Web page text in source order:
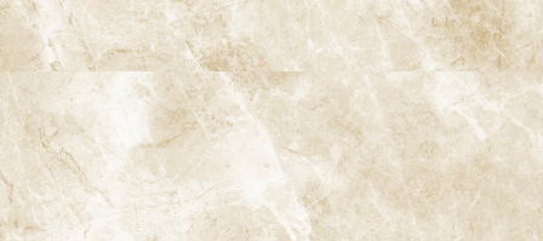
3-1. 欧米における予防意識
欧米諸国では、歯科医療の中心は予防にあります。例えば、スウ
ェーデンでは歯科医療は「予防」が第一とされており、虫歯や歯
周病が発生する前に定期的にケアを受けることが重要視されてい
ます。幼少期から定期的に歯科を受診することが一般的であり、そ
の結果として高齢になっても健康な歯を維持している人が多いで